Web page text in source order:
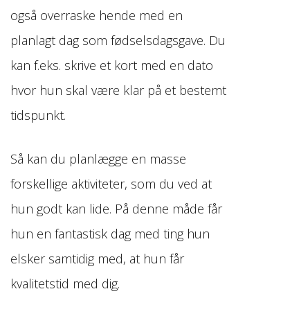
også overraske hende med en
planlagt dag som fødselsdagsgave. Du
kan f.eks. skrive et kort med en dato
hvor hun skal være klar på et bestemt
tidspunkt.
Så kan du planlægge en masse
forskellige aktiviteter, som du ved at
hun godt kan lide. På denne måde får
hun en fantastisk dag med ting hun
elsker samtidig med, at hun får
kvalitetstid med dig.